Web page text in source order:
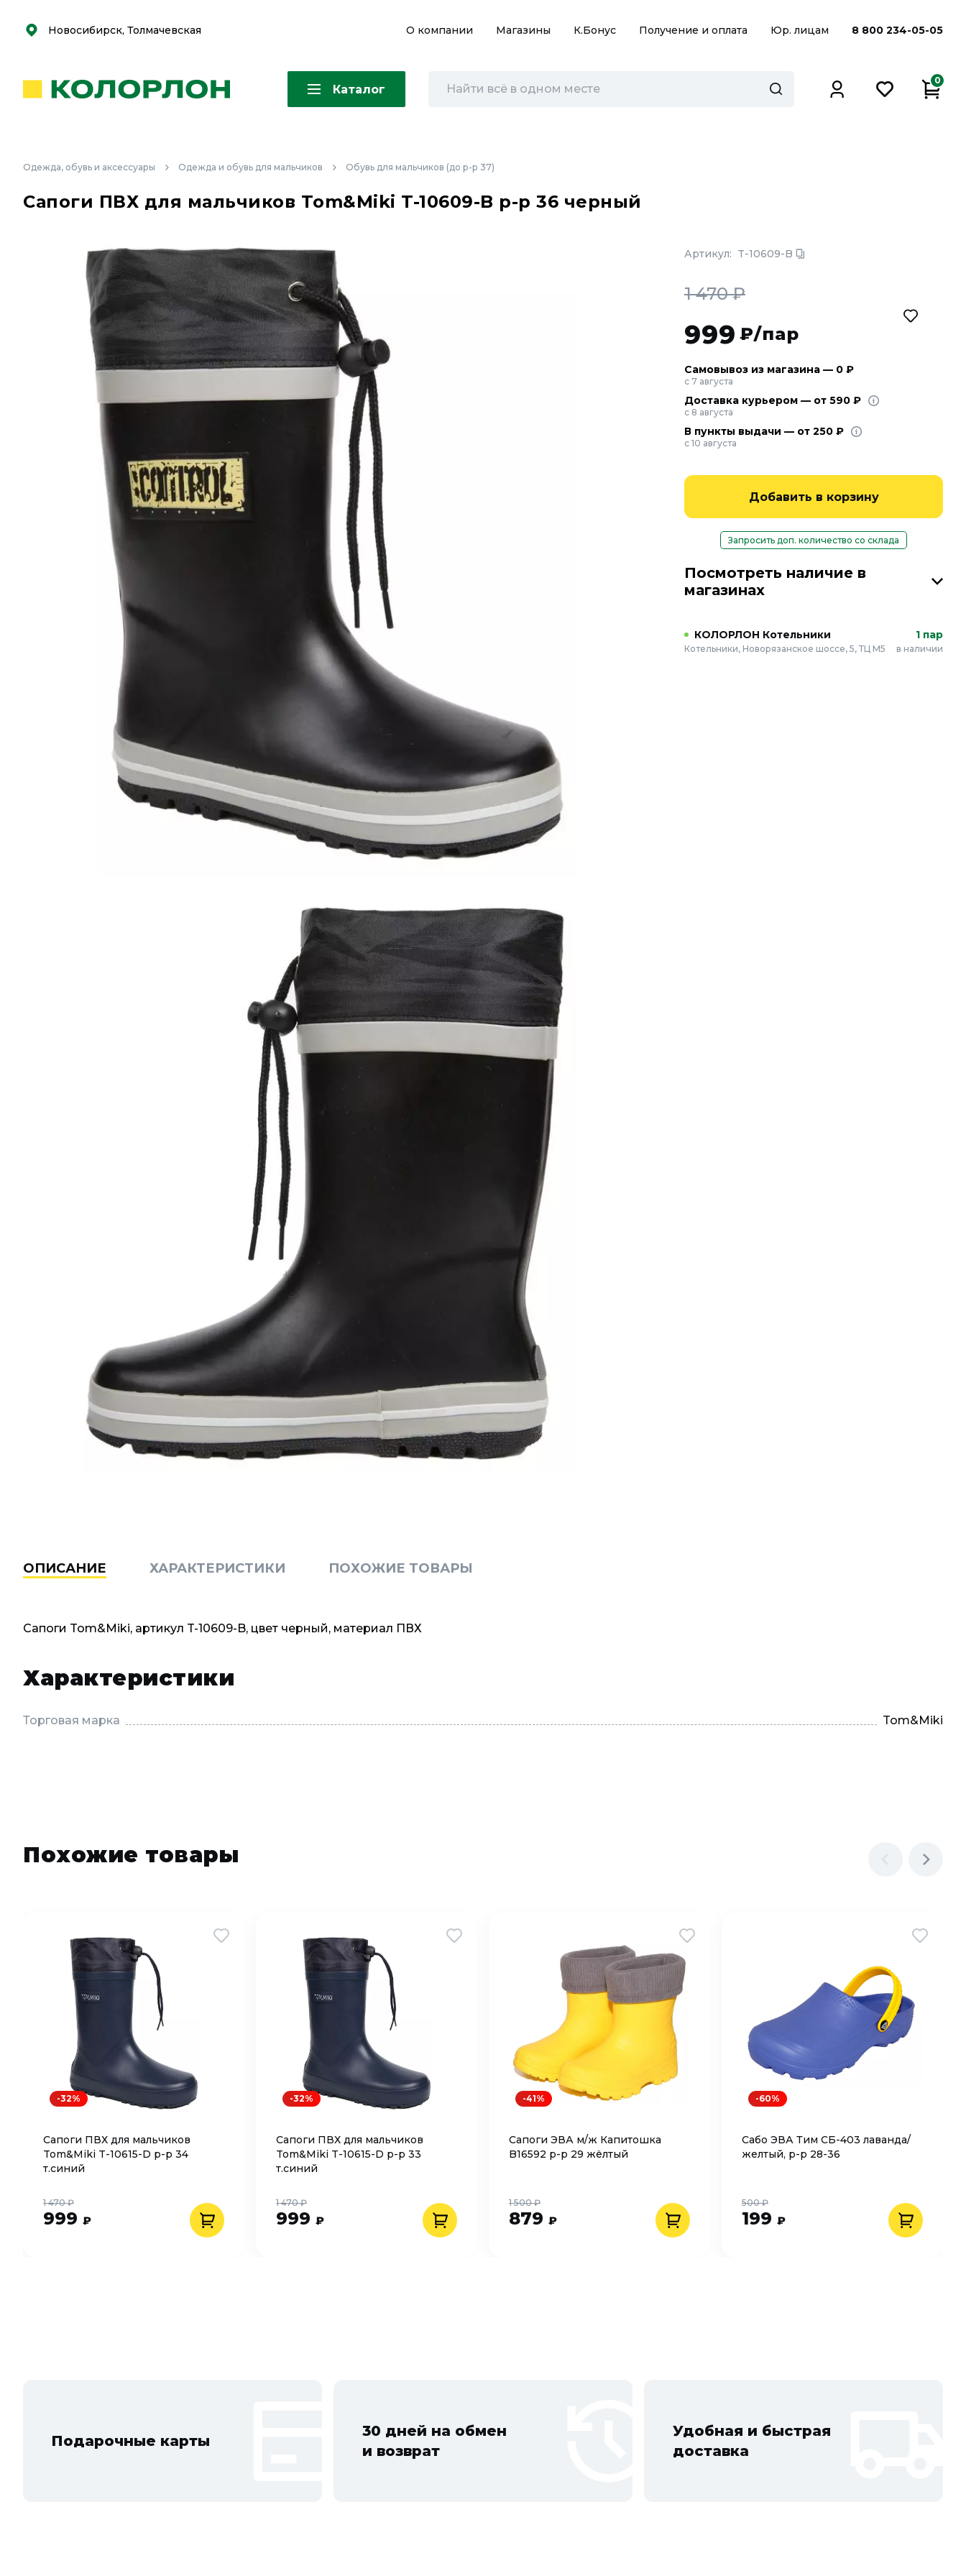
Скоро
Скоро
Новосибирск, Толмачевская О компании Магазины К.Бонус Получение и оплата Юр. лицам 8 800 234-05-05
Каталог
0
Одежда, обувь и аксессуары Одежда и обувь для мальчиков Обувь для мальчиков (до р-р 37)
Сапоги ПВХ для мальчиков Tom&Miki T-10609-B р-р 36 черный
Артикул: T-10609-B
1 470₽
999 ₽/пар
Самовывоз из магазина — 0 ₽
с 7 августа
Доставка курьером — от 590 ₽
с 8 августа
В пункты выдачи — от 250 ₽
с 10 августа
Добавить в корзину
Запросить доп. количество со склада
Посмотреть наличие в
магазинах
КОЛОРЛОН Котельники
Котельники, Новорязанское шоссе, 5, ТЦ М5
1 пар
в наличии
ОПИСАНИЕ ХАРАКТЕРИСТИКИ ПОХОЖИЕ ТОВАРЫ
Сапоги Tom&Miki, артикул T-10609-B, цвет черный, материал ПВХ
Характеристики
Торговая марка Tom&Miki
Похожие товары
Сапоги ПВХ для мальчиков
Tom&Miki T-10615-D р-р 34
т.синий
999 ₽
1 470 ₽
-32%
Сапоги ПВХ для мальчиков
Tom&Miki T-10615-D р-р 33
т.синий
999 ₽
1 470 ₽
-32%
Сапоги ЭВА м/ж Капитошка
B16592 р-р 29 жёлтый
879 ₽
1 500 ₽
-41%
Сабо ЭВА Тим СБ-403 лаванда/
желтый, р-р 28-36
199 ₽
500 ₽
-60%
Подарочные карты
30 дней на обмен
и возврат
Удобная и быстрая
доставка